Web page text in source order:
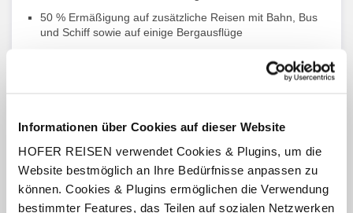
Informationen über Cookies auf dieser Website
HOFER REISEN verwendet Cookies & Plugins, um die
Website bestmöglich an Ihre Bedürfnisse anpassen zu
können. Cookies & Plugins ermöglichen die Verwendung
bestimmter Features, das Teilen auf sozialen Netzwerken
50 % Ermäßigung auf zusätzliche Reisen mit Bahn, Bus
und Schiff sowie auf einige Bergausflüge
St.Moritz - Davos (1 Gepäckstück pro Person, max.
Premium Card Davos
Swiss Coupon Pass (2 für 1 Angebote "Essen und
Erleben, digital)